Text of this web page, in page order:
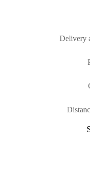
Delivery